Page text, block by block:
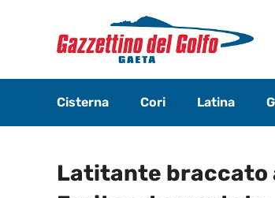
contenuto
Cisterna Cori Latina
Latitante braccato